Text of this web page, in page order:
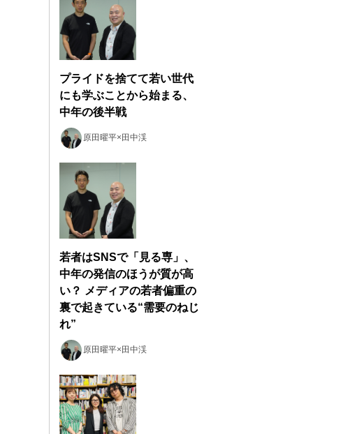
プライドを捨てて若い世代
にも学ぶことから始まる、
中年の後半戦
原田曜平×田中渓
若者はSNSで「見る専」、
中年の発信のほうが質が高
い？ メディアの若者偏重の
裏で起きている“需要のねじ
れ”
原田曜平×田中渓